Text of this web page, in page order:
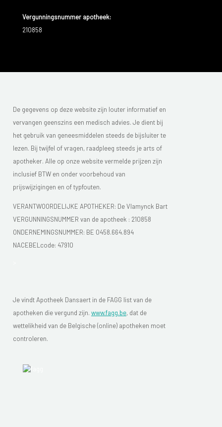
Vergunningsnummer apotheek:
210858
De gegevens op deze website zijn louter informatief en
vervangen geenszins een medisch advies. Je dient bij
het gebruik van geneesmiddelen steeds de bijsluiter te
lezen. Bij twijfel of vragen, raadpleeg steeds je arts of
apotheker. Alle op onze website vermelde prijzen zijn
inclusief BTW en onder voorbehoud van
prijswijzigingen en of typfouten.
VERANTWOORDELIJKE APOTHEKER: De Vlamynck Bart
VERGUNNINGSNUMMER van de apotheek : 210858
ONDERNEMINGSNUMMER: BE 0458.664.894
NACEBELcode: 47910
Je vindt Apotheek Dansaert in de FAGG list van de
apotheken die vergund zijn. www.fagg.be, dat de
wettelikheid van de Belgische (online) apotheken moet
controleren.